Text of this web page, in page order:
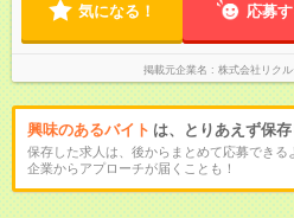
気になる！ 応募
掲載元企業名 株式会社リク
興味のあるバイト は、とりあえず保
保存した求人は、後からまとめて応募できる
企業からアプローチが届くことも！